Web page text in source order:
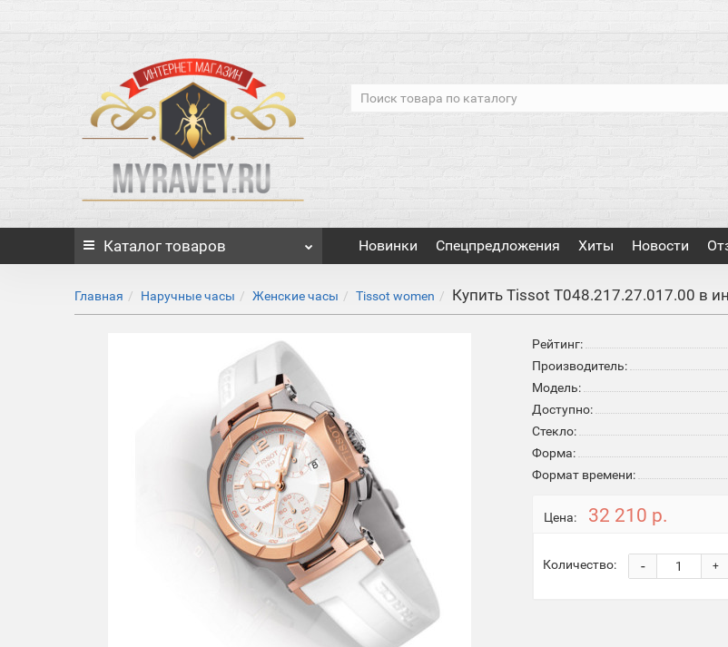
Каталог товаров Новинки Спецпредложения Хиты Новости
Главная Наручные часы Женские часы Tissot women Купить Tissot T048.217.27.017.00 в
Рейтинг:
Производитель:
Модель:
Доступно:
Стекло:
Форма:
Формат времени:
Цена: 32 210 р.
Количество: +
-